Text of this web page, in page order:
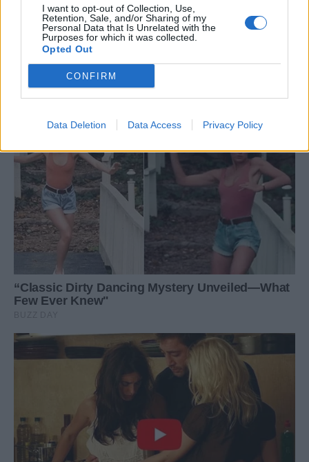
I want to opt-out of Collection, Use,
Retention, Sale, and/or Sharing of my
Personal Data that Is Unrelated with the
Purposes for which it was collected.
Opted Out
CONFIRM
Data Deletion Data Access Privacy Policy